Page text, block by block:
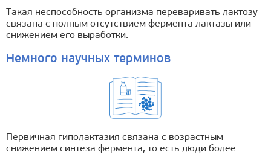
Такая неспособность организма переваривать лактозу
связана с полным отсутствием фермента лактазы или
снижением его выработки.
Немного научных терминов
Первичная гиполактазия связана с возрастным
снижением синтеза фермента, то есть люди более